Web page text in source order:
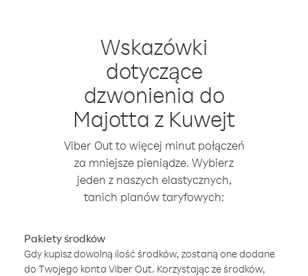
Wskazówki
dotyczące
dzwonienia do
Majotta z Kuwejt
Viber Out to więcej minut połączeń
za mniejsze pieniądze. Wybierz
jeden z naszych elastycznych,
tanich planów taryfowych:
Pakiety środków
Gdy kupisz dowolną ilość środków, zostaną one dodane
do Twojego konta Viber Out. Korzystając ze środków,